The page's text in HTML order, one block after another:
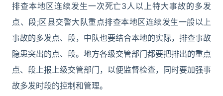
排查本地区连续发生一次死亡3人以上特大事故的多发
点、段;区县交警大队重点排查本地区连续发生一般以上
事故的多发点、段，中队也要结合本地的实际，排查事故
隐患突出的点、段。地方各级交管部门都要把排出的重点
点、段上报上级交管部门，以便监督检查，同时要加强事
故多发时段的控制和管理。